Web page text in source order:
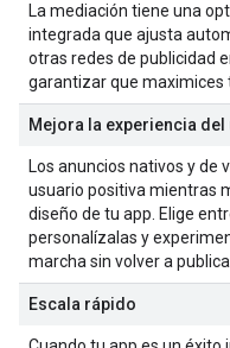
La mediación tiene una
integrada que ajusta
otras redes de publicidad
garantizar que maximices
Mejora la experiencia del
Los anuncios nativos y de
usuario positiva mientras
diseño de tu app. Elige
personalízalas y
marcha sin volver a
Escala rápido